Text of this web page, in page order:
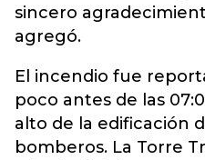
sincero
agregó.
El incendio fue
poco antes de las
alto de la edificación
bomberos. La Torre